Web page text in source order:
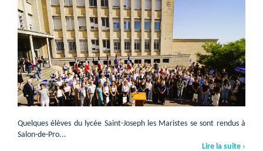
Quelques élèves du lycée Saint-Joseph les Maristes se sont rendus à
Salon-de-Pro...
Lire la suite ›